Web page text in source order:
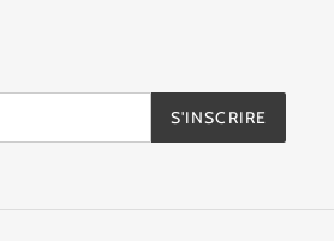
S'INSCRIRE